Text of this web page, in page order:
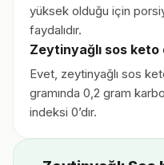
yüksek olduğu için
faydalıdır.
Zeytinyağlı sos
Evet, zeytinyağlı sos
gramında 0,2 gram
indeksi 0’dır.